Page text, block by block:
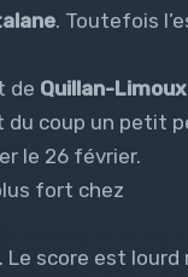
. Toutefois
de Quillan-Limoux
coup un petit
le 26 février.
fort chez
Le score est lourd